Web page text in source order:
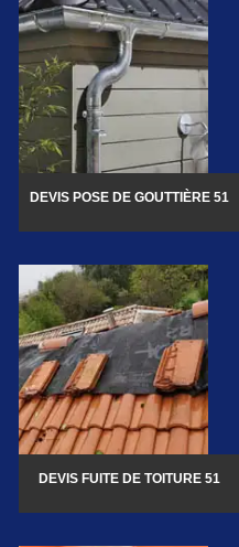
DEVIS POSE DE GOUTTIÈRE 51
DEVIS FUITE DE TOITURE 51